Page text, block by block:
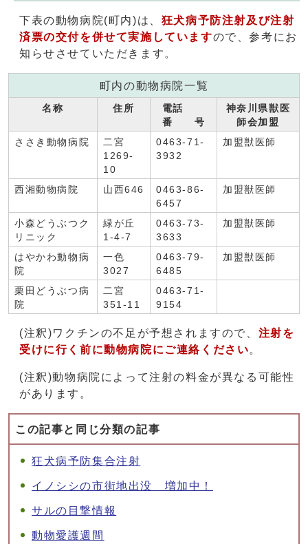
下表の動物病院(町内)は、 狂犬病予防注射及び注射
済票の交付を併せて実施していますので、参考にお
知らせさせていただきます。
町内の動物病院一覧
名称 住所
電話
番 号
神奈川県獣医
師会加盟
ささき動物病院
二宮
1269-
10
0463-71-
3932
加盟獣医師
西湘動物病院 山西646
0463-86-
6457
加盟獣医師
小森どうぶつク
リニック
緑が丘
1-4-7
0463-73-
3633
加盟獣医師
はやかわ動物病
院
一色
3027
0463-79-
6485
加盟獣医師
栗田どうぶつ病
院
二宮
351-11
0463-71-
9154
(注釈)ワクチンの不足が予想されますので、 注射を
受けに行く前に動物病院にご連絡ください。
(注釈)動物病院によって注射の料金が異なる可能性
があります。
この記事と同じ分類の記事
狂犬病予防集合注射
イノシシの市街地出没 増加中！
サルの目撃情報
動物愛護週間